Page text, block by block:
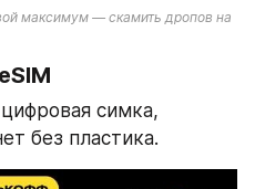
максимум — скамить дропов на
симка,
без пластика.